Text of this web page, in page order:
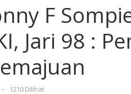
Sompie
Cocok
Ketuai
BNP2TKI,
Jari
98
:
Pemikiranny
F
Jari 98 :
oleh
-
1210 Dilihat